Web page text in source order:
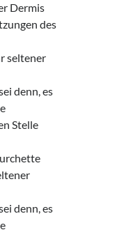
Dermis
des
seltener
denn, es
Stelle
denn, es